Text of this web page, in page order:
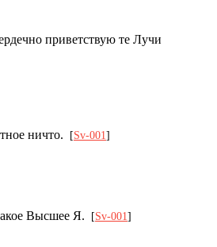
приветствую те Лучи
ничто. [Sv-001 ]
Высшее Я. [Sv-001 ]